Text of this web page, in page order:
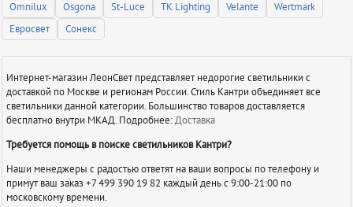
Omnilux
Osgona St-Luce TK Lighting Velante
Wertmark
Евросвет
Сонекс
Интернет-магазин ЛеонСвет представляет недорогие светильники с
доставкой по Москве и регионам России. Стиль Кантри объединяет все
светильники данной категории. Большинство товаров доставляется
бесплатно внутри МКАД. Подробнее:Доставка
Требуется помощь в поиске светильников Кантри?
Наши менеджеры с радостью ответят на ваши вопросы по телефону и
примут ваш заказ +7 499 390 19 82 каждый день с 9:00-21:00 по
московскому времени.